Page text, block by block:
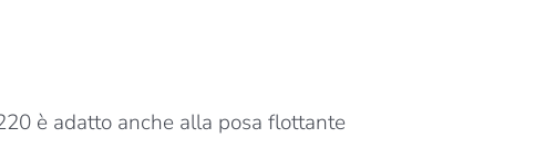
è adatto anche alla posa flottante